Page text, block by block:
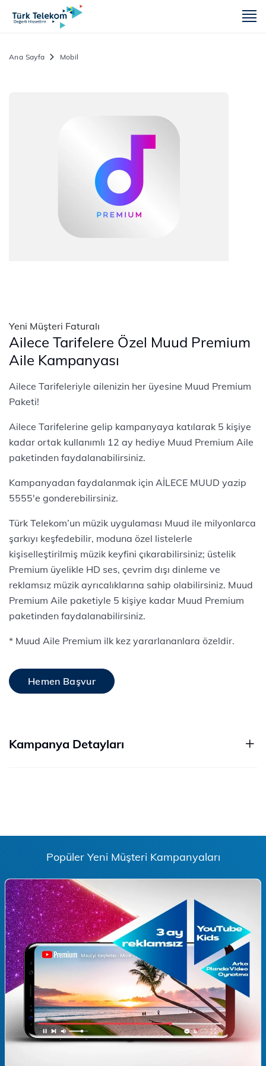
Ana Sayfa Mobil
Yeni Müşteri Faturalı
Ailece Tarifelere Özel Muud Premium
Aile Kampanyası
Ailece Tarifeleriyle ailenizin her üyesine Muud Premium
Paketi!
Ailece Tarifelerine gelip kampanyaya katılarak 5 kişiye
kadar ortak kullanımlı 12 ay hediye Muud Premium Aile
paketinden faydalanabilirsiniz.
Kampanyadan faydalanmak için AİLECE MUUD yazip
5555'e gonderebilirsiniz.
Türk Telekom’un müzik uygulaması Muud ile milyonlarca
şarkıyı keşfedebilir, moduna özel listelerle
kişiselleştirilmiş müzik keyfini çıkarabilirsiniz; üstelik
Premium üyelikle HD ses, çevrim dışı dinleme ve
reklamsız müzik ayrıcalıklarına sahip olabilirsiniz. Muud
Premium Aile paketiyle 5 kişiye kadar Muud Premium
paketinden faydalanabilirsiniz.
* Muud Aile Premium ilk kez yararlananlara özeldir.
Hemen Başvur
Kampanya Detayları
Popüler Yeni Müşteri Kampanyaları